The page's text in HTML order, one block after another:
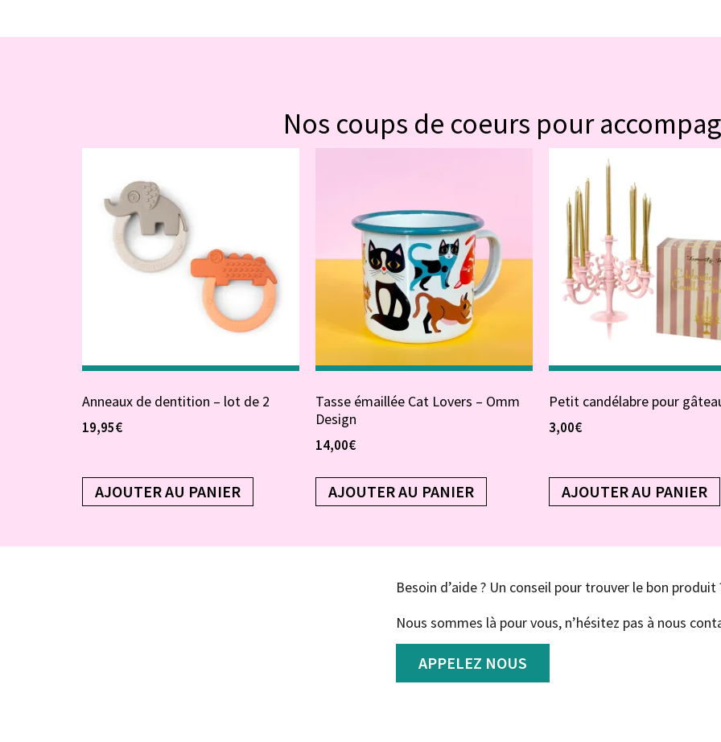
Nos coups de coeurs pour
Anneaux de dentition – lot de 2
19,95€
AJOUTER AU PANIER
Tasse émaillée Cat Lovers – Omm
Design
14,00€
AJOUTER AU PANIER
Petit candélabre pour
3,00€
AJOUTER AU PANIER
Besoin d’aide ? Un conseil pour trouver le bon produit
Nous sommes là pour vous, n’hésitez pas à nous
APPELEZ NOUS